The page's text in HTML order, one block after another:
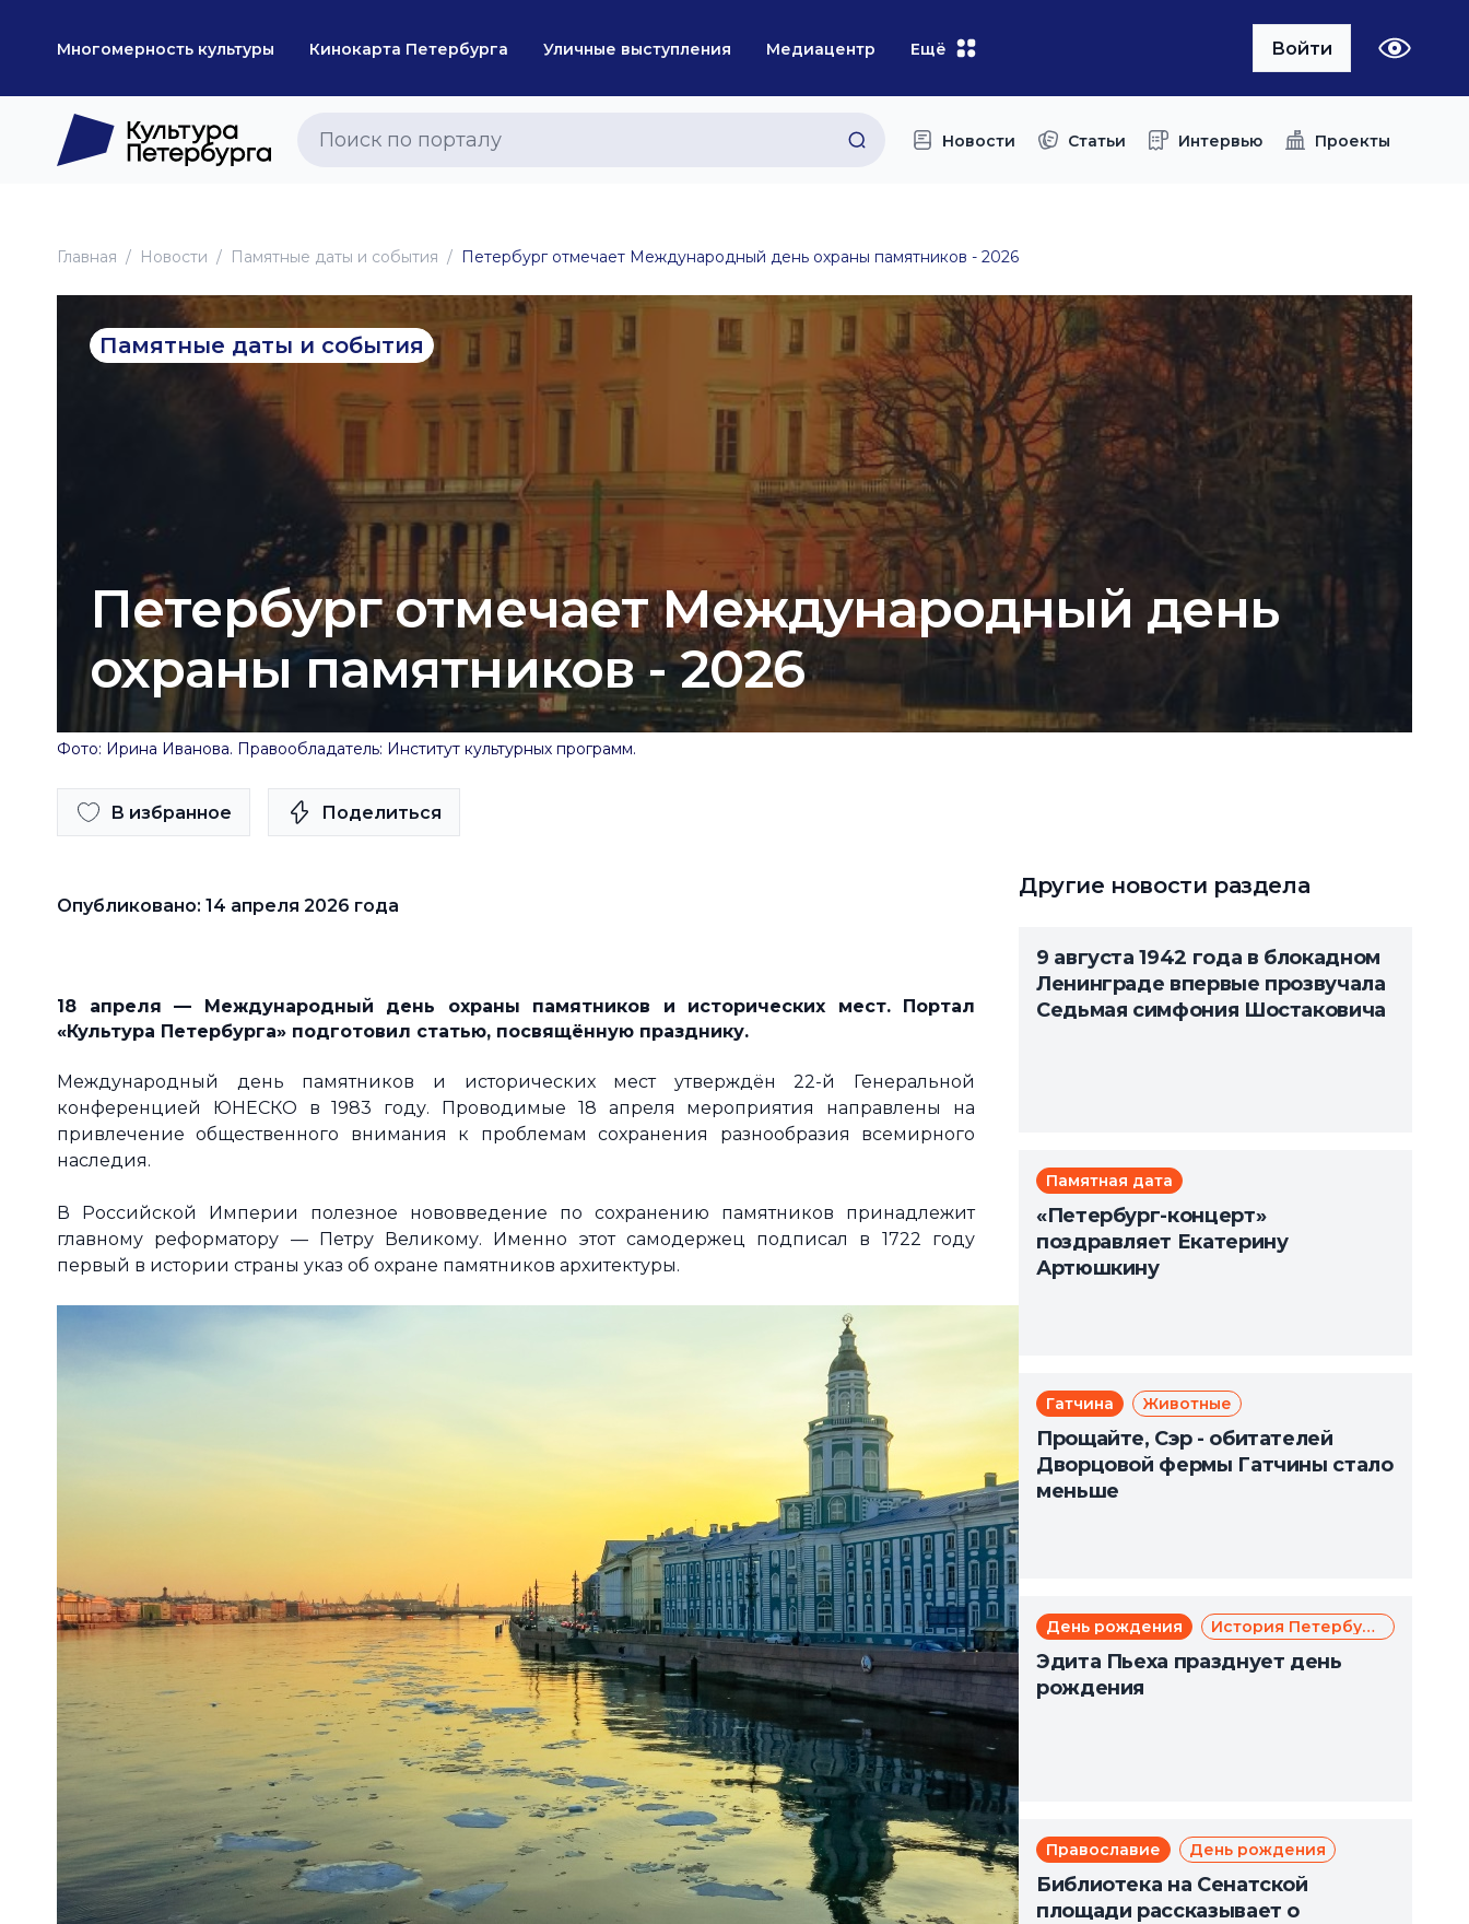
Многомерность культуры Кинокарта Петербурга Уличные выступления Медиацентр Ещё Войти
Новости Статьи Интервью Проекты
Главная Новоcти Памятные даты и события Петербург отмечает Международный день охраны памятников - 2026
Памятные даты и события
Петербург отмечает Международный день
охраны памятников - 2026
Фото: Ирина Иванова. Правообладатель: Институт культурных программ.
В избранное Поделиться
Опубликовано: 14 апреля 2026 года
18 апреля — Международный день охраны памятников и исторических мест. Портал
«Культура Петербурга» подготовил статью, посвящённую празднику.
Международный день памятников и исторических мест утверждён 22-й Генеральной
конференцией ЮНЕСКО в 1983 году. Проводимые 18 апреля мероприятия направлены на
привлечение общественного внимания к проблемам сохранения разнообразия всемирного
наследия.
В Российской Империи полезное нововведение по сохранению памятников принадлежит
главному реформатору — Петру Великому. Именно этот самодержец подписал в 1722 году
первый в истории страны указ об охране памятников архитектуры.
Другие новости раздела
9 августа 1942 года в блокадном
Ленинграде впервые прозвучала
Седьмая симфония Шостаковича
Памятная дата
«Петербург-концерт»
поздравляет Екатерину
Артюшкину
Гатчина Животные
Прощайте, Сэр - обитателей
Дворцовой фермы Гатчины стало
меньше
День рождения История Петербурга
Эдита Пьеха празднует день
рождения
Православие День рождения
Библиотека на Сенатской
площади рассказывает о